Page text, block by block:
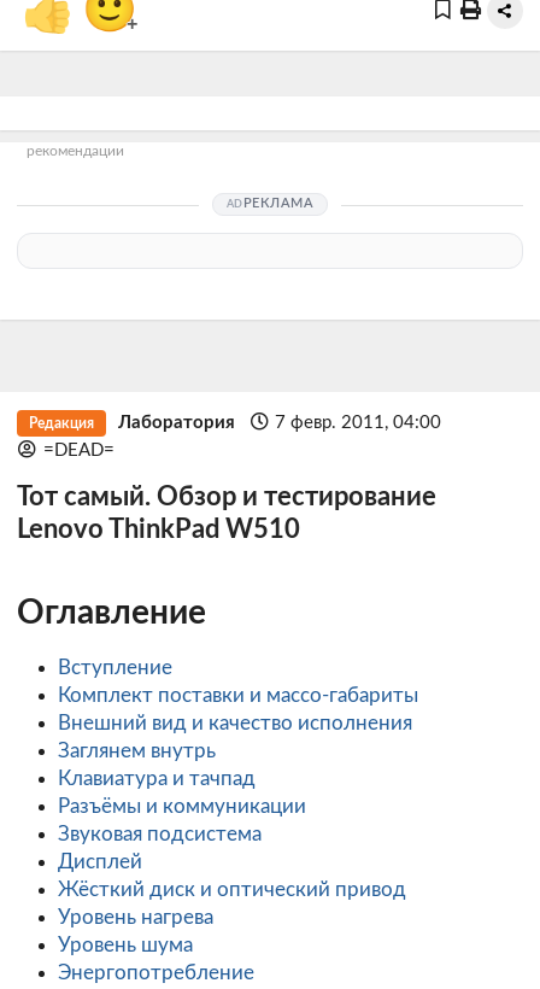
👍 🙂+
рекомендации
РЕКЛАМА
Редакция Лаборатория
7 февр. 2011, 04:00
=DEAD=
Тот самый. Обзор и тестирование
Lenovo ThinkPad W510
Оглавление
Вступление
Комплект поставки и массо-габариты
Внешний вид и качество исполнения
Заглянем внутрь
Клавиатура и тачпад
Разъёмы и коммуникации
Звуковая подсистема
Дисплей
Жёсткий диск и оптический привод
Уровень нагрева
Уровень шума
Энергопотребление